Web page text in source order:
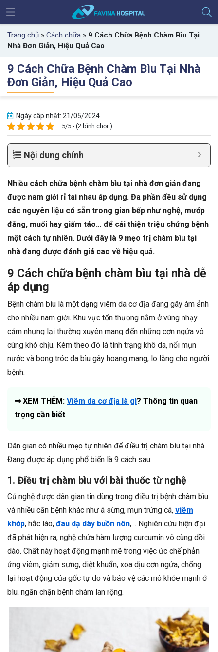
Trang chủ » Cách chữa » 9 Cách Chữa Bệnh Chàm Bìu Tại
Nhà Đơn Giản, Hiệu Quả Cao
9 Cách Chữa Bệnh Chàm Bìu Tại Nhà
Đơn Giản, Hiệu Quả Cao
Ngày câp nhật: 21/05/2024
5/5 - (2 bình chọn)
Nội dung chính
Nhiều cách chữa bệnh chàm bìu tại nhà đơn giản đang
được nam giới rỉ tai nhau áp dụng. Đa phần đều sử dụng
các nguyên liệu có sẵn trong gian bếp như nghệ, mướp
đắng, muối hay giấm táo… để cải thiện triệu chứng bệnh
một cách tự nhiên. Dưới đây là 9 mẹo trị chàm bìu tại
nhà đang được đánh giá cao về hiệu quả.
9 Cách chữa bệnh chàm bìu tại nhà dễ
áp dụng
Bệnh chàm bìu là một dạng viêm da cơ địa đang gây ám ảnh
cho nhiều nam giới. Khu vực tổn thương nằm ở vùng nhạy
cảm nhưng lại thường xuyên mang đến những cơn ngứa vô
cùng khó chịu. Kèm theo đó là tình trạng khô da, nổi mụn
nước và bong tróc da bìu gây hoang mang, lo lắng cho người
bệnh.
⇒ XEM THÊM: Viêm da cơ địa là gì? Thông tin quan
trọng cần biết
Dân gian có nhiều mẹo tự nhiên để điều trị chàm bìu tại nhà.
Đang được áp dụng phổ biến là 9 cách sau:
1. Điều trị chàm bìu với bài thuốc từ nghệ
Củ nghệ được dân gian tin dùng trong điều trị bệnh chàm bìu
và nhiều căn bệnh khác như á sừng, mụn trứng cá, viêm
khớp, hắc lào, đau dạ dày buồn nôn,… Nghiên cứu hiện đại
đã phát hiện ra, nghệ chứa hàm lượng curcumin vô cùng dồi
dào. Chất này hoạt động mạnh mẽ trong việc ức chế phản
ứng viêm, giảm sưng, diệt khuẩn, xoa dịu cơn ngứa, chống
lại hoạt động của gốc tự do và bảo vệ các mô khỏe mạnh ở
bìu, ngăn chặn bệnh chàm lan rộng.